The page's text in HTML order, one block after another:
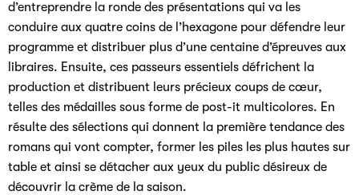
d’entreprendre la ronde des présentations qui va les
conduire aux quatre coins de l’hexagone pour défendre leur
programme et distribuer plus d’une centaine d’épreuves aux
libraires. Ensuite, ces passeurs essentiels défrichent la
production et distribuent leurs précieux coups de cœur,
telles des médailles sous forme de post-it multicolores. En
résulte des sélections qui donnent la première tendance des
romans qui vont compter, former les piles les plus hautes sur
table et ainsi se détacher aux yeux du public désireux de
découvrir la crème de la saison.